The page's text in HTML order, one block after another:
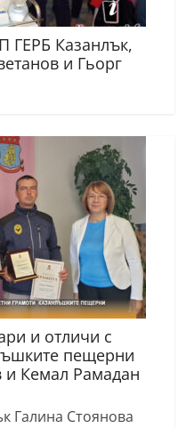
ГЕРБ Казанлък,
и Гьорг
и отличи с
пещерни
и Кемал Рамадан
Галина Стоянова